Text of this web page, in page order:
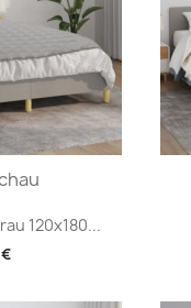
120x180...